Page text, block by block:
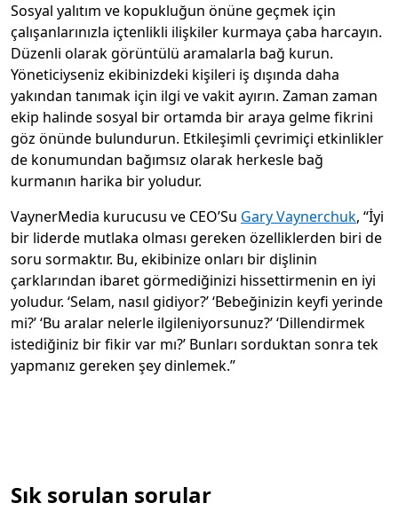
Sosyal yalıtım ve kopukluğun önüne geçmek için
çalışanlarınızla içtenlikli ilişkiler kurmaya çaba harcayın.
Düzenli olarak görüntülü aramalarla bağ kurun.
Yöneticiyseniz ekibinizdeki kişileri iş dışında daha
yakından tanımak için ilgi ve vakit ayırın. Zaman zaman
ekip halinde sosyal bir ortamda bir araya gelme fikrini
göz önünde bulundurun. Etkileşimli çevrimiçi etkinlikler
de konumundan bağımsız olarak herkesle bağ
kurmanın harika bir yoludur.
VaynerMedia kurucusu ve CEO’Su Gary Vaynerchuk, “İyi
bir liderde mutlaka olması gereken özelliklerden biri de
soru sormaktır. Bu, ekibinize onları bir dişlinin
çarklarından ibaret görmediğinizi hissettirmenin en iyi
yoludur. ‘Selam, nasıl gidiyor?’ ‘Bebeğinizin keyfi yerinde
mi?’ ‘Bu aralar nelerle ilgileniyorsunuz?’ ‘Dillendirmek
istediğiniz bir fikir var mı?’ Bunları sorduktan sonra tek
yapmanız gereken şey dinlemek.”
Sık sorulan sorular